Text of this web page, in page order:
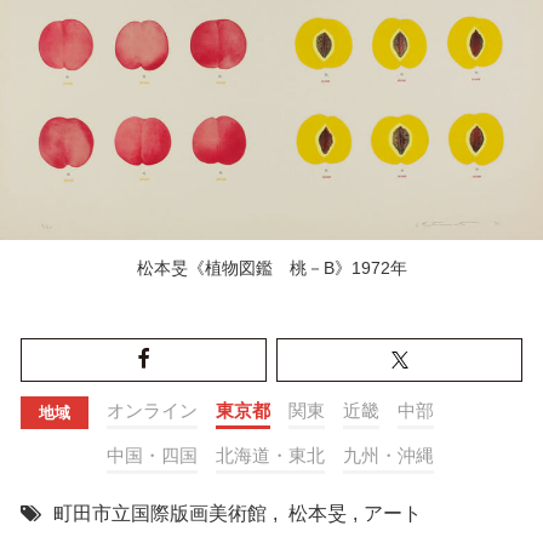
松本旻《植物図鑑 桃－B》1972年
地域 オンライン 東京都 関東 近畿 中部
中国・四国 北海道・東北 九州・沖縄
町田市立国際版画美術館 , 松本旻 , アート